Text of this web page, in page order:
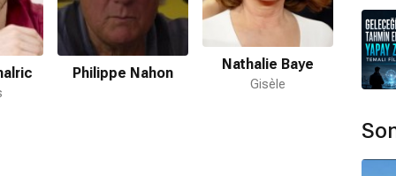
Philippe Nahon
Nathalie Baye
Gisèle